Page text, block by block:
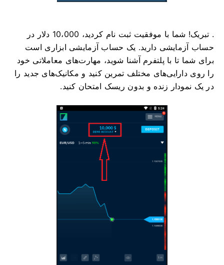
. تبریک! شما با موفقیت ثبت نام کردید، 10،000 دلار در
حساب آزمایشی دارید. یک حساب آزمایشی ابزاری است
برای شما تا با پلتفرم آشنا شوید، مهارت‌های معاملاتی خود
را روی دارایی‌های مختلف تمرین کنید و مکانیک‌های جدید را
در یک نمودار زنده و بدون ریسک امتحان کنید.